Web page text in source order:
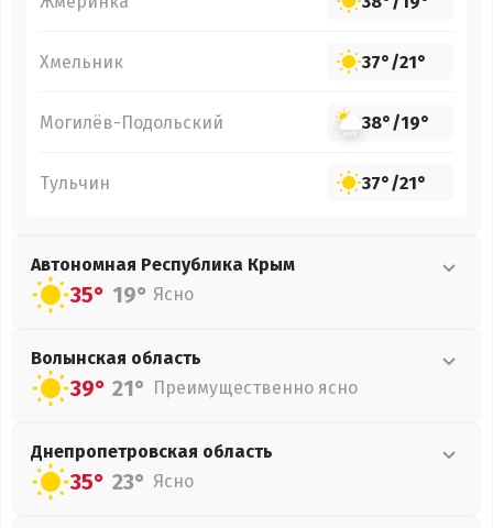
Хмельник 37°/21°
Могилёв-Подольский 38°/19°
Тульчин 37°/21°
Автономная Республика Крым
35° 19° Ясно
Волынская область
39° 21° Преимущественно ясно
Днепропетровская область
35° 23° Ясно